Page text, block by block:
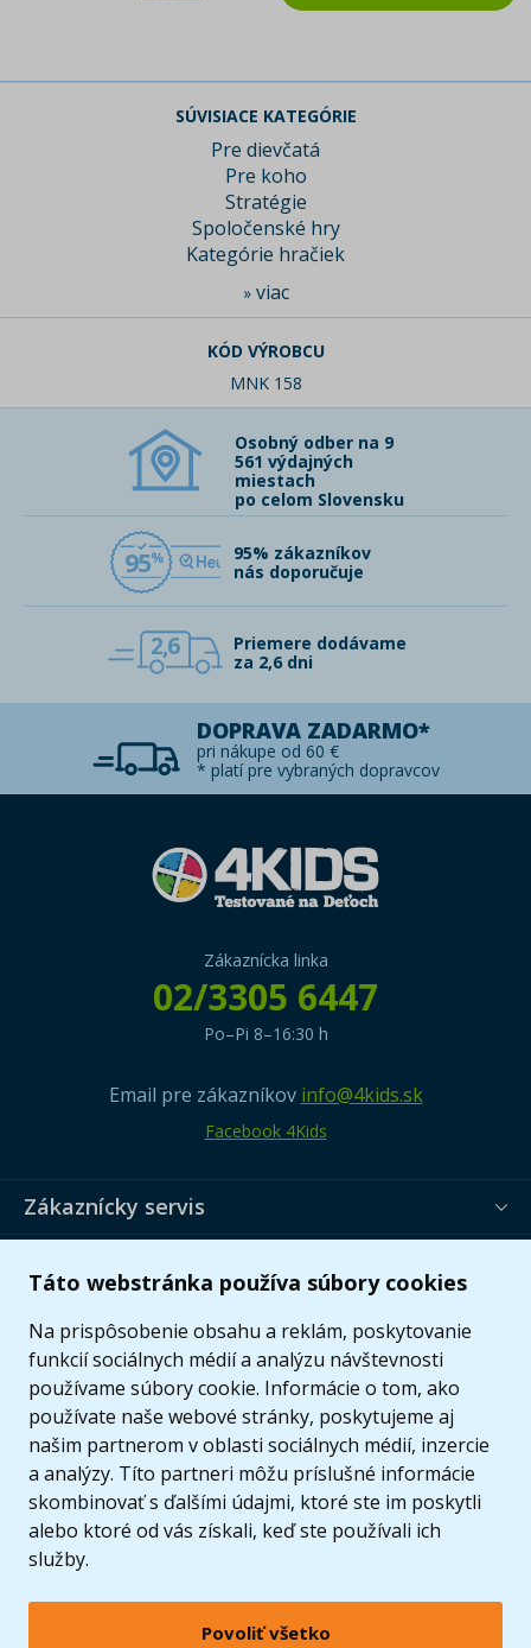
Táto webstránka používa súbory cookies
Na prispôsobenie obsahu a reklám, poskytovanie
funkcií sociálnych médií a analýzu návštevnosti
používame súbory cookie. Informácie o tom, ako
používate naše webové stránky, poskytujeme aj
našim partnerom v oblasti sociálnych médií, inzercie
a analýzy. Títo partneri môžu príslušné informácie
skombinovať s ďalšími údajmi, ktoré ste im poskytli
alebo ktoré od vás získali, keď ste používali ich
služby.
Povoliť všetko
SÚVISIACE KATEGÓRIE
Pre dievčatá
Pre koho
Stratégie
Spoločenské hry
Kategórie hračiek
» viac
KÓD VÝROBCU
MNK 158
Osobný odber na 9
561 výdajných
miestach
po celom Slovensku
95
95% zákazníkov
nás doporučuje
2,6
Priemere dodávame
za 2,6 dni
DOPRAVA ZADARMO*
pri nákupe od 60 €
* platí pre vybraných dopravcov
Zákaznícka linka
02/3305 6447
Po–Pi 8–16:30 h
Email pre zákazníkov info@4kids.sk
Facebook 4Kids
Zákaznícky servis